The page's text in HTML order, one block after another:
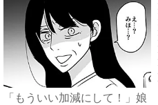
「もういい加減にして！」娘